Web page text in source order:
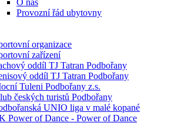
O nás
Provozní řád ubytovny
organizace
zařízení
oddíl TJ Tatran Podbořany
oddíl TJ Tatran Podbořany
Tuleni Podbořany z.s.
českých turistů Podbořany
UNIO liga v malé kopané
Power of Dance - Power of Dance